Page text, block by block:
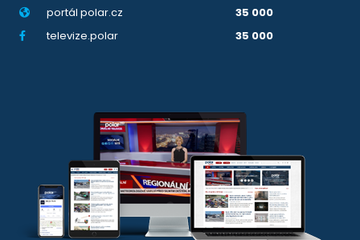
portál polar.cz
35 000
televize.polar
35 000